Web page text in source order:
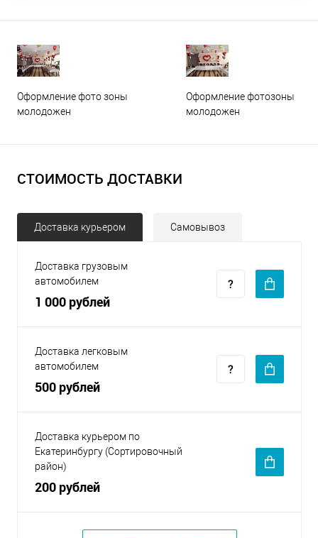
Оформление фото зоны
молодожен
Оформление фотозоны
молодожен
СТОИМОСТЬ ДОСТАВКИ
Доставка курьером Самовывоз
Доставка грузовым
автомобилем
1 000 рублей
Доставка легковым
автомобилем
500 рублей
Доставка курьером по
Екатеринбургу (Сортировочный
район)
200 рублей